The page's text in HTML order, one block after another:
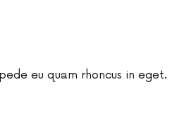
eu quam rhoncus in eget.